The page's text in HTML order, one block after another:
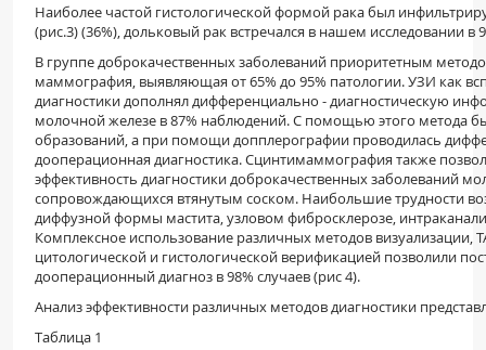
Наиболее частой гистологической формой рака был
(рис.3) (36%), дольковый рак встречался в нашем исследовании в
В группе доброкачественных заболеваний приоритетным
маммография, выявляющая от 65% до 95% патологии. УЗИ как
диагностики дополнял дифференциально - диагностическую
молочной железе в 87% наблюдений. С помощью этого метода
образований, а при помощи допплерографии проводилась
дооперационная диагностика. Сцинтимаммография также
эффективность диагностики доброкачественных заболеваний
сопровождающихся втянутым соском. Наибольшие трудности
диффузной формы мастита, узловом фибросклерозе,
Комплексное использование различных методов визуализации,
цитологической и гистологической верификацией позволили
дооперационный диагноз в 98% случаев (рис 4).
Анализ эффективности различных методов диагностики
Таблица 1